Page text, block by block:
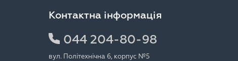
Контактна інформація
044 204-80-98
вул. Політехнічна 6, корпус №5